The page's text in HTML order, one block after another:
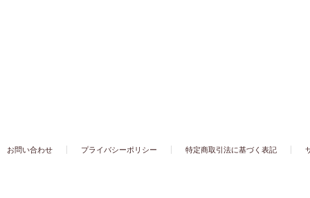
お問い合わせ プライバシーポリシー 特定商取引法に基づく表記